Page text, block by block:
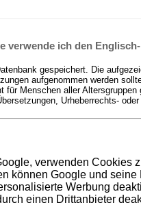
verwende ich den
gespeichert. Die
aufgenommen werden
für Menschen aller
Urheberrechts-
verwenden Cookies
können Google und
Werbung
einen Drittanbieter